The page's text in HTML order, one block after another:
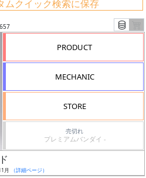
ムクイック検索に保存
PRODUCT
MECHANIC
STORE
売切れ
プレミアムバンダイ -
月 （詳細ページ）